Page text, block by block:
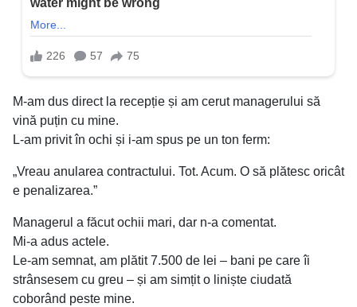
M-am dus direct la recepție și am cerut managerului să
vină puțin cu mine.
L-am privit în ochi și i-am spus pe un ton ferm:
„Vreau anularea contractului. Tot. Acum. O să plătesc oricât
e penalizarea.”
Managerul a făcut ochii mari, dar n-a comentat.
Mi-a adus actele.
Le-am semnat, am plătit 7.500 de lei – bani pe care îi
strânsesem cu greu – și am simțit o liniște ciudată
coborând peste mine.